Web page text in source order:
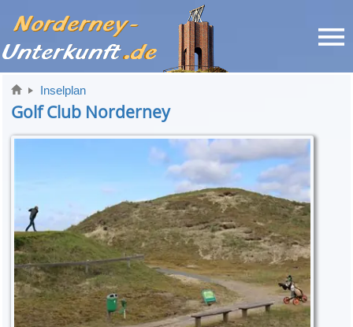
Inselplan
Golf Club Norderney